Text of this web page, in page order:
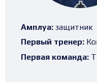
Амплуа: защитник
Первый тренер:
Первая команда: